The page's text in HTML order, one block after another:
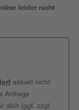
leider nicht
aktuell nicht
Anfrage
dich (ggf. zzgl.